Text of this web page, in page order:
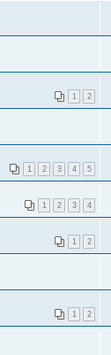
1 2
1 2 3 4 5
1 2 3 4
1 2
1 2